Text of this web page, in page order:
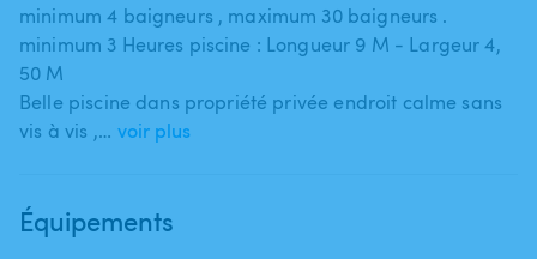
minimum 4 baigneurs ​,​ maximum 30 baigneurs .
minimum 3 Heures piscine : Longueur 9 M - Largeur 4​,​
50 M
Belle piscine dans propriété privée endroit calme sans
vis à vis ​,​… voir plus
Équipements